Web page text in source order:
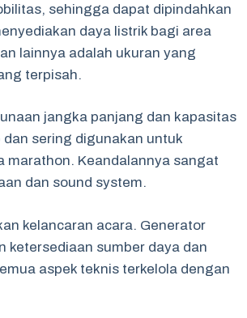
sehingga dapat dipindahkan
daya listrik bagi area
lainnya adalah ukuran yang
terpisah.
jangka panjang dan kapasitas
sering digunakan untuk
marathon. Keandalannya sangat
dan sound system.
kelancaran acara. Generator
ketersediaan sumber daya dan
aspek teknis terkelola dengan